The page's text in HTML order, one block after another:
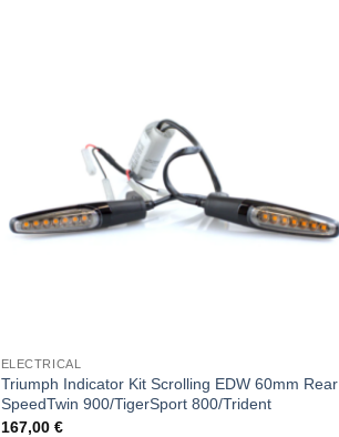
ELECTRICAL
Triumph Indicator Kit Scrolling EDW 60mm Rear
SpeedTwin 900/TigerSport 800/Trident
167,00 €